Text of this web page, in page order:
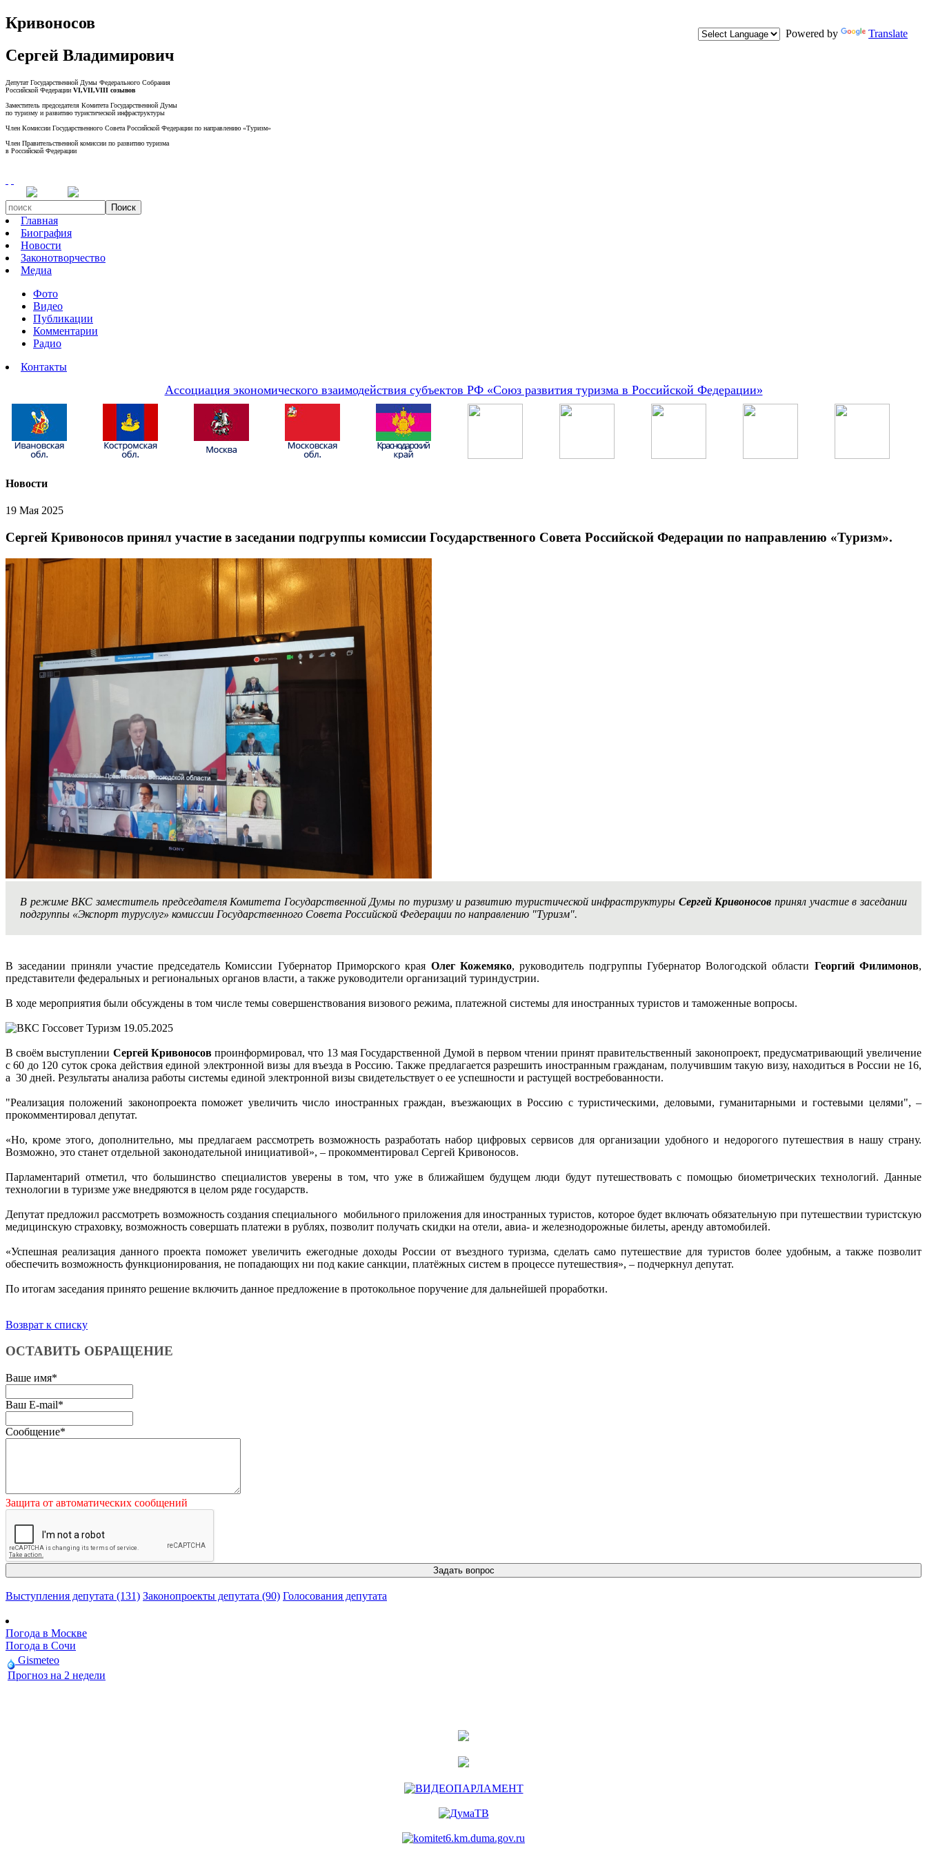
Powered by Translate
Кривоносов
Сергей Владимирович
Депутат Государственной Думы Федерального Собрания
Российской Федерации VI,VII,VIII созывов
Заместитель председателя Комитета Государственной Думы
по туризму и развитию туристической инфраструктуры
Член Комиссии Государственного Совета Российской Федерации по направлению «Туризм»
Член Правительственной комиссии по развитию туризма
в Российской Федерации
Поиск
Главная
Биография
Новости
Законотворчество
Медиа
Фото
Видео
Публикации
Комментарии
Радио
Контакты
Ассоциация экономического взаимодействия субъектов РФ «Союз развития туризма в Российской Федерации»
Новости
19 Мая 2025
Сергей Кривоносов принял участие в заседании подгруппы комиссии Государственного Совета Российской Федерации по направлению «Туризм».
В режиме ВКС заместитель председателя Комитета Государственной Думы по туризму и развитию туристической инфраструктуры Сергей Кривоносов принял участие в заседании
подгруппы «Экспорт туруслуг» комиссии Государственного Совета Российской Федерации по направлению "Туризм".
В заседании приняли участие председатель Комиссии Губернатор Приморского края Олег Кожемяко, руководитель подгруппы Губернатор Вологодской области Георгий Филимонов,
представители федеральных и региональных органов власти, а также руководители организаций туриндустрии.
В ходе мероприятия были обсуждены в том числе темы совершенствования визового режима, платежной системы для иностранных туристов и таможенные вопросы.
В своём выступлении Сергей Кривоносовпроинформировал, что 13 мая Государственной Думой в первом чтении принят правительственный законопроект, предусматривающий увеличение
с 60 до 120 суток срока действия единой электронной визы для въезда в Россию. Также предлагается разрешить иностранным гражданам, получившим такую визу, находиться в России не 16,
а 30 дней. Результаты анализа работы системы единой электронной визы свидетельствует о ее успешности и растущей востребованности.
"Реализация положений законопроекта поможет увеличить число иностранных граждан, въезжающих в Россию с туристическими, деловыми, гуманитарными и гостевыми целями", –
прокомментировал депутат.
«Но, кроме этого, дополнительно, мы предлагаем рассмотреть возможность разработать набор цифровых сервисов для организации удобного и недорогого путешествия в нашу страну.
Возможно, это станет отдельной законодательной инициативой», – прокомментировал Сергей Кривоносов.
Парламентарий отметил, что большинство специалистов уверены в том, что уже в ближайшем будущем люди будут путешествовать с помощью биометрических технологий. Данные
технологии в туризме уже внедряются в целом ряде государств.
Депутат предложил рассмотреть возможность создания специального мобильного приложения для иностранных туристов, которое будет включать обязательную при путешествии туристскую
медицинскую страховку, возможность совершать платежи в рублях, позволит получать скидки на отели, авиа- и железнодорожные билеты, аренду автомобилей.
«Успешная реализация данного проекта поможет увеличить ежегодные доходы России от въездного туризма, сделать само путешествие для туристов более удобным, а также позволит
обеспечить возможность функционирования, не попадающих ни под какие санкции, платёжных систем в процессе путешествия», – подчеркнул депутат.
По итогам заседания принято решение включить данное предложение в протокольное поручение для дальнейшей проработки.
Возврат к списку
ОСТАВИТЬ ОБРАЩЕНИЕ
Ваше имя*
Ваш E-mail*
Сообщение*
Защита от автоматических сообщений
Выступления депутата (131) Законопроекты депутата (90) Голосования депутата
Погода в Москве
Погода в Сочи
Gismeteo
Прогноз на 2 недели